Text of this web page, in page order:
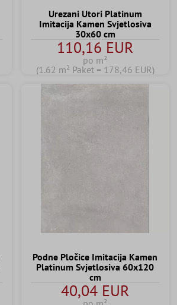
Urezani Utori Platinum
Imitacija Kamen Svjetlosiva
30x60 cm
110,16 EUR
po m²
(1.62 m² Paket = 178,46 EUR)
Podne Pločice Imitacija Kamen
Platinum Svjetlosiva 60x120
cm
40,04 EUR